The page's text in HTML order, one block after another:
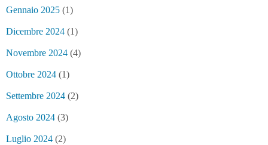
Gennaio 2025 (1)
Dicembre 2024 (1)
Novembre 2024 (4)
Ottobre 2024 (1)
Settembre 2024 (2)
Agosto 2024 (3)
Luglio 2024 (2)